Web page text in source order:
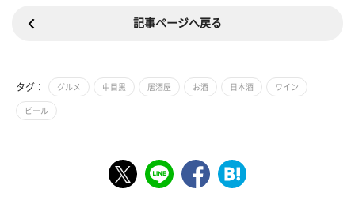
記事ページへ戻る
タグ： グルメ 中目黒 居酒屋 お酒 日本酒 ワイン
ビール